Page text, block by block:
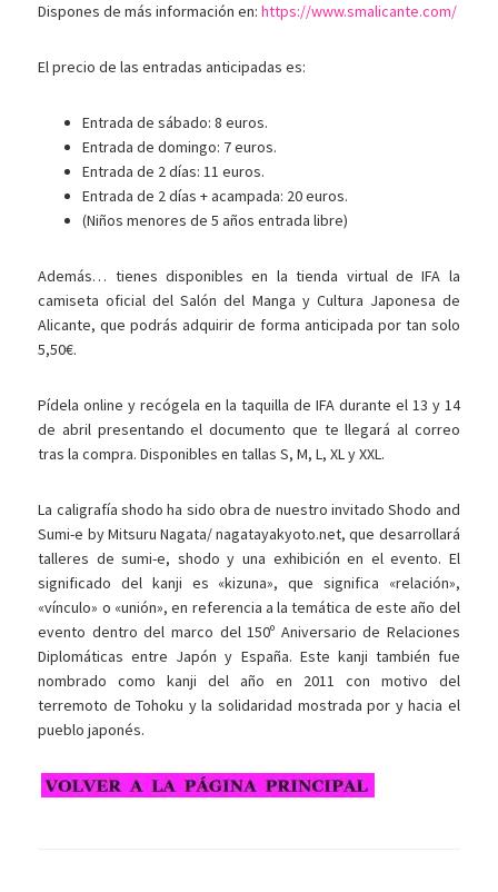
Dispones de más información en:https://www.smalicante.com/
El precio de las entradas anticipadas es:
Entrada de sábado: 8 euros.
Entrada de domingo: 7 euros.
Entrada de 2 días: 11 euros.
Entrada de 2 días + acampada: 20 euros.
(Niños menores de 5 años entrada libre)
Además… tienes disponibles en la tienda virtual de IFA la
camiseta oficial del Salón del Manga y Cultura Japonesa de
Alicante, que podrás adquirir de forma anticipada por tan solo
5,50€.
Pídela online y recógela en la taquilla de IFA durante el 13 y 14
de abril presentando el documento que te llegará al correo
tras la compra. Disponibles en tallas S, M, L, XL y XXL.
La caligrafía shodo ha sido obra de nuestro invitado Shodo and
Sumi-e by Mitsuru Nagata/ nagatayakyoto.net, que desarrollará
talleres de sumi-e, shodo y una exhibición en el evento. El
significado del kanji es «kizuna», que significa «relación»,
«vínculo» o «unión», en referencia a la temática de este año del
evento dentro del marco del 150º Aniversario de Relaciones
Diplomáticas entre Japón y España. Este kanji también fue
nombrado como kanji del año en 2011 con motivo del
terremoto de Tohoku y la solidaridad mostrada por y hacia el
pueblo japonés.